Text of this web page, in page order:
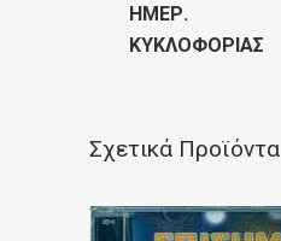
ΗΜΕΡ.
ΚΥΚΛΟΦΟΡΊΑΣ
Σχετικά Προϊόντα